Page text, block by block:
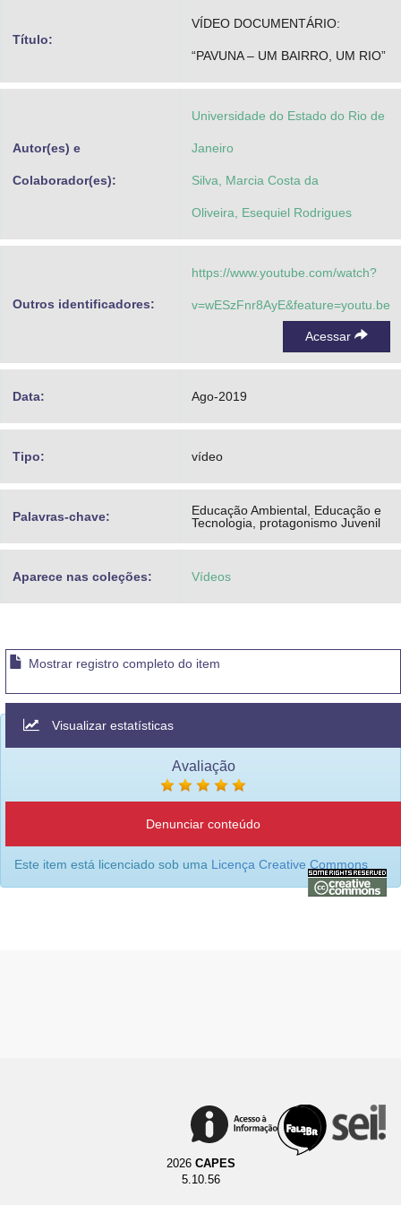
Título:
VÍDEO DOCUMENTÁRIO:
“PAVUNA – UM BAIRRO, UM RIO”
Autor(es) e
Colaborador(es):
Universidade do Estado do Rio de
Janeiro
Silva, Marcia Costa da
Oliveira, Esequiel Rodrigues
Outros identificadores:
https://www.youtube.com/watch?
v=wESzFnr8AyE&feature=youtu.be
Acessar
Data: Ago-2019
Tipo: vídeo
Palavras-chave:
Educação Ambiental, Educação e
Tecnologia, protagonismo Juvenil
Aparece nas coleções: Vídeos
Mostrar registro completo do item
Visualizar estatísticas
Avaliação
Denunciar conteúdo
Este item está licenciado sob uma Licença Creative Commons
2026 CAPES
5.10.56